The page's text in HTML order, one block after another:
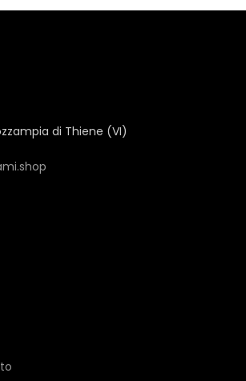
di Thiene (VI)